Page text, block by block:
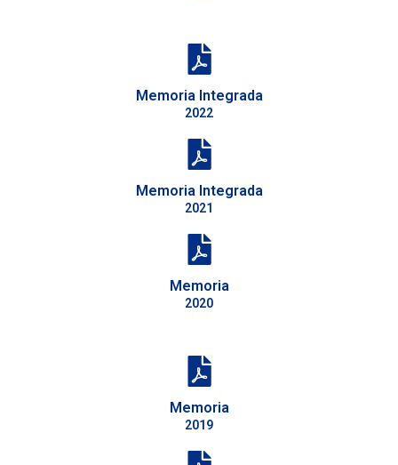
Memoria Integrada
2022
Memoria Integrada
2021
Memoria
2020
Memoria
2019